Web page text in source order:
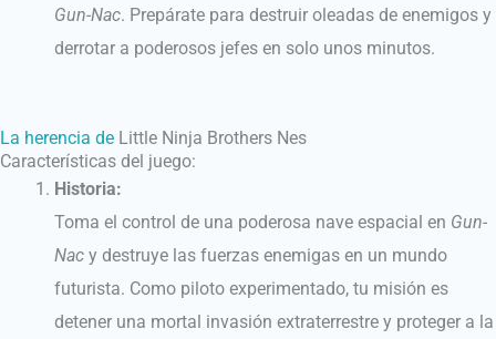
Gun-Nac. Prepárate para destruir oleadas de enemigos y
derrotar a poderosos jefes en solo unos minutos.
La herencia de Little Ninja Brothers Nes
Características del juego:
Historia:
Toma el control de una poderosa nave espacial en Gun-
Nac y destruye las fuerzas enemigas en un mundo
futurista. Como piloto experimentado, tu misión es
detener una mortal invasión extraterrestre y proteger a la